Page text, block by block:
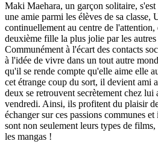
Maki Maehara, un garçon solitaire,
une amie parmi les élèves de sa
continuellement au centre de l'attention,
deuxième fille la plus jolie par les autres
Communément à l'écart des contacts
à l'idée de vivre dans un tout autre
qu'il se rende compte qu'elle aime elle
cet étrange coup du sort, il devient ami
deux se retrouvent secrètement chez lui
vendredi. Ainsi, ils profitent du plaisir
échanger sur ces passions communes
sont non seulement leurs types de
les mangas !